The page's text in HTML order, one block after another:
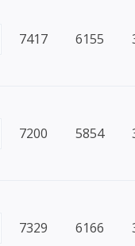
7417 6155
7200 5854
7329 6166